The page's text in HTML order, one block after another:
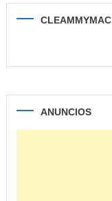
CLEAMMYMAC
ANUNCIOS